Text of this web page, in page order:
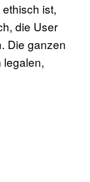
ist,
die User
Die ganzen
legalen,